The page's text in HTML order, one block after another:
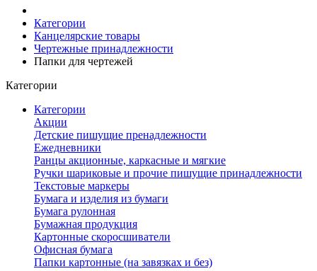
Категории
Канцелярские товары
Чертежные принадлежности
Папки для чертежей
Категории
Категории
Акции
Детские пишущие пренадлежности
Ежедневники
Ранцы акционные, каркасные и мягкие
Ручки шариковые и прочие пишущие принадлежности
Текстовые маркеры
Бумага и изделия из бумаги
Бумага рулонная
Бумажная продукция
Картонные скоросшиватели
Офисная бумага
Папки картонные (на завязках и без)